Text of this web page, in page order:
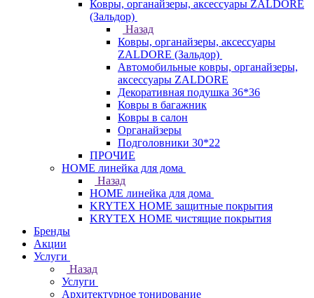
Ковры, органайзеры, аксессуары ZALDORE
(Зальдор)
Назад
Ковры, органайзеры, аксессуары
ZALDORE (Зальдор)
Автомобильные ковры, органайзеры,
аксессуары ZALDORE
Декоративная подушка 36*36
Ковры в багажник
Ковры в салон
Органайзеры
Подголовники 30*22
ПРОЧИЕ
HOME линейка для дома
Назад
HOME линейка для дома
KRYTEX HOME защитные покрытия
KRYTEX HOME чистящие покрытия
Бренды
Акции
Услуги
Назад
Услуги
Архитектурное тонирование